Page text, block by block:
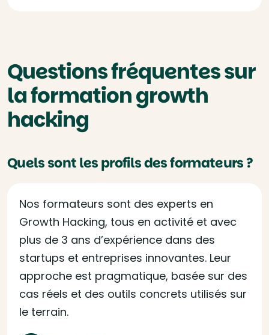
Questions fréquentes sur
la formation growth
hacking
Quels sont les profils des formateurs ?
Nos formateurs sont des experts en
Growth Hacking, tous en activité et avec
plus de 3 ans d’expérience dans des
startups et entreprises innovantes. Leur
approche est pragmatique, basée sur des
cas réels et des outils concrets utilisés sur
le terrain.